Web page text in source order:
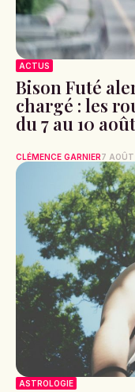
ACTUS
Bison Futé
chargé : les
du 7 au 10 août
CLÉMENCE GARNIER7
ASTROLOGIE